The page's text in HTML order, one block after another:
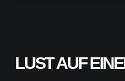
LUST AUF